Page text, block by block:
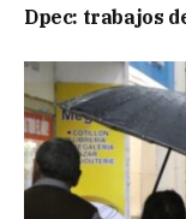
Dpec: trabajos